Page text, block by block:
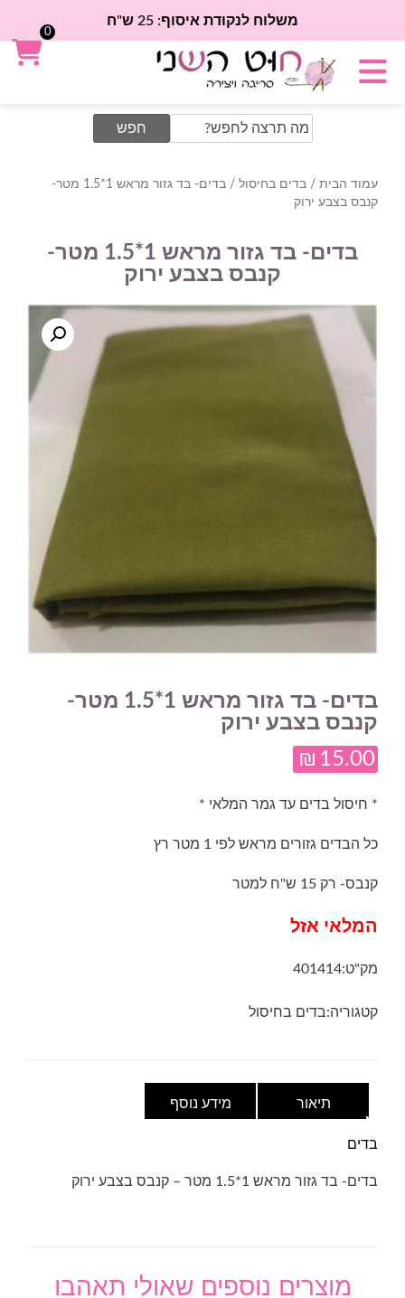
משלוח לנקודת איסוף: 25 ש"ח
Search
for:
עמוד הבית / בדים בחיסול
/ בדים- בד גזור מראש 1*1.5 מטר-
קנבס בצבע ירוק
בדים- בד גזור מראש 1*1.5 מטר-
קנבס בצבע ירוק
בדים- בד גזור מראש 1*1.5 מטר-
קנבס בצבע ירוק
₪ 15.00
* חיסול בדים עד גמר המלאי *
כל הבדים גזורים מראש לפי 1 מטר רץ
קנבס- רק 15 ש"ח למטר
המלאי אזל
מק"ט:401414
קטגוריה:בדים בחיסול
תיאור מידע נוסף
בדים
בדים- בד גזור מראש 1*1.5 מטר – קנבס בצבע ירוק
מוצרים נוספים שאולי תאהבו
0